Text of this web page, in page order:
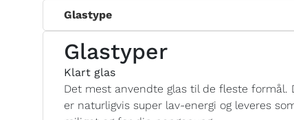
Glastype
Glastyper
Klart glas
Det mest anvendte glas til de fleste formål.
er naturligvis super lav-energi og leveres